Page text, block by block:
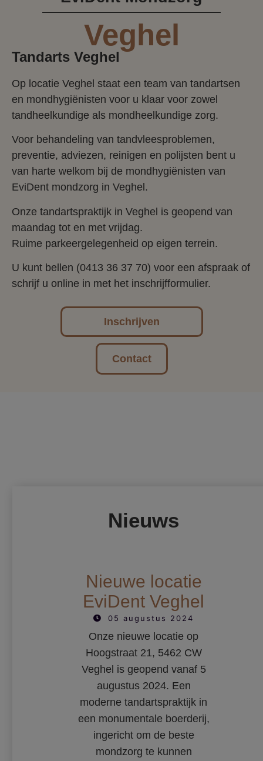
Veghel
Tandarts Veghel
Op locatie Veghel staat een team van tandartsen
en mondhygiënisten voor u klaar voor zowel
tandheelkundige als mondheelkundige zorg.
Voor behandeling van tandvleesproblemen,
preventie, adviezen, reinigen en polijsten bent u
van harte welkom bij de mondhygiënisten van
EviDent mondzorg in Veghel.
Onze tandartspraktijk in Veghel is geopend van
maandag tot en met vrijdag.
Ruime parkeergelegenheid op eigen terrein.
U kunt bellen (0413 36 37 70) voor een afspraak of
schrijf u online in met het inschrijfformulier.
Inschrijven
Contact
Nieuws
Nieuwe locatie
EviDent Veghel
05 augustus 2024
Onze nieuwe locatie op
Hoogstraat 21, 5462 CW
Veghel is geopend vanaf 5
augustus 2024. Een
moderne tandartspraktijk in
een monumentale boerderij,
ingericht om de beste
mondzorg te kunnen